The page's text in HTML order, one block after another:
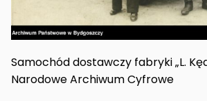
Samochód dostawczy fabryki „L.
Narodowe Archiwum Cyfrowe